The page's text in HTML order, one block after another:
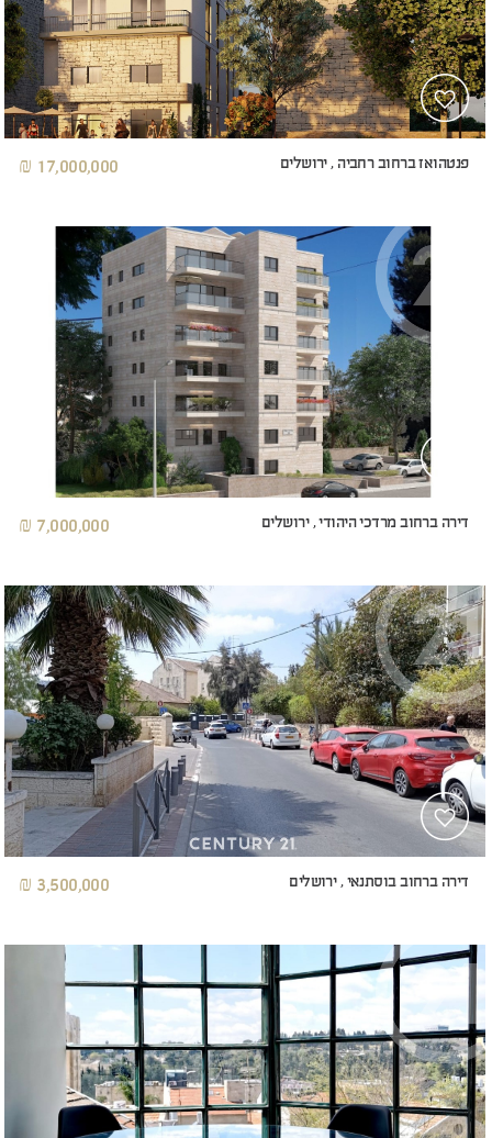
פנטהואז ברחוב רחביה , ירושלים 17,000,000 ₪
דירה ברחוב מרדכי היהודי , ירושלים 7,000,000 ₪
דירה ברחוב בוסתנאי , ירושלים 3,500,000 ₪